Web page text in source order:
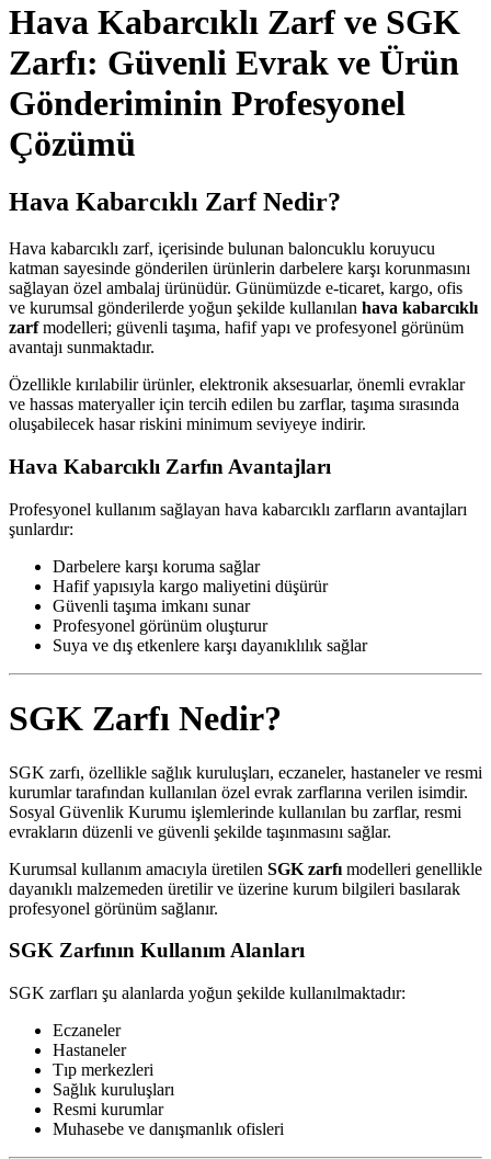
Hava Kabarcıklı Zarf ve SGK
Zarfı: Güvenli Evrak ve Ürün
Gönderiminin Profesyonel
Çözümü
Hava Kabarcıklı Zarf Nedir?
Hava kabarcıklı zarf, içerisinde bulunan baloncuklu koruyucu
katman sayesinde gönderilen ürünlerin darbelere karşı korunmasını
sağlayan özel ambalaj ürünüdür. Günümüzde e-ticaret, kargo, ofis
ve kurumsal gönderilerde yoğun şekilde kullanılan hava kabarcıklı
zarfmodelleri; güvenli taşıma, hafif yapı ve profesyonel görünüm
avantajı sunmaktadır.
Özellikle kırılabilir ürünler, elektronik aksesuarlar, önemli evraklar
ve hassas materyaller için tercih edilen bu zarflar, taşıma sırasında
oluşabilecek hasar riskini minimum seviyeye indirir.
Hava Kabarcıklı Zarfın Avantajları
Profesyonel kullanım sağlayan hava kabarcıklı zarfların avantajları
şunlardır:
Darbelere karşı koruma sağlar
Hafif yapısıyla kargo maliyetini düşürür
Güvenli taşıma imkanı sunar
Profesyonel görünüm oluşturur
Suya ve dış etkenlere karşı dayanıklılık sağlar
SGK Zarfı Nedir?
SGK zarfı, özellikle sağlık kuruluşları, eczaneler, hastaneler ve resmi
kurumlar tarafından kullanılan özel evrak zarflarına verilen isimdir.
Sosyal Güvenlik Kurumu işlemlerinde kullanılan bu zarflar, resmi
evrakların düzenli ve güvenli şekilde taşınmasını sağlar.
Kurumsal kullanım amacıyla üretilen SGK zarfı modelleri genellikle
dayanıklı malzemeden üretilir ve üzerine kurum bilgileri basılarak
profesyonel görünüm sağlanır.
SGK Zarfının Kullanım Alanları
SGK zarfları şu alanlarda yoğun şekilde kullanılmaktadır:
Eczaneler
Hastaneler
Tıp merkezleri
Sağlık kuruluşları
Resmi kurumlar
Muhasebe ve danışmanlık ofisleri